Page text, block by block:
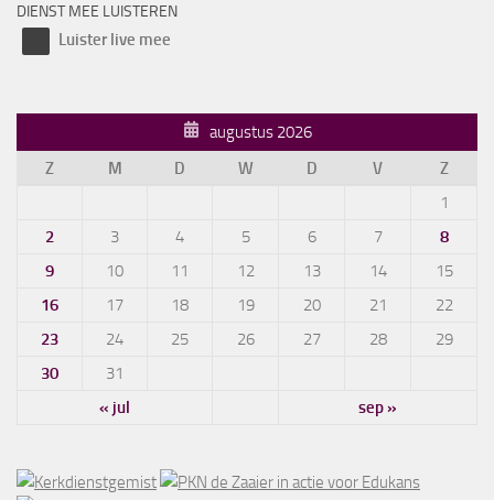
DIENST MEE LUISTEREN
Luister live mee
augustus 2026
Z
M D W D V
Z
1
2
3 4 5 6 7
8
9
10 11 12 13 14
15
16
17 18 19 20 21
22
23
24 25 26 27 28
29
30
31
« jul
sep »